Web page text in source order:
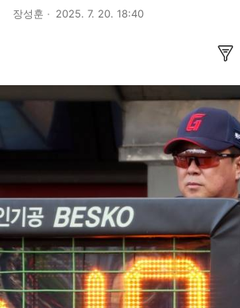
장성훈 2025. 7. 20. 18:40